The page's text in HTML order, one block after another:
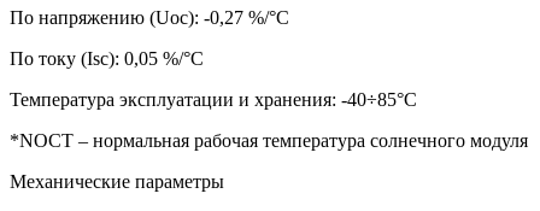
По напряжению (Uoc): -0,27 %/°С
По току (Isc): 0,05 %/°С
Температура эксплуатации и хранения: -40÷85°С
*NOCT – нормальная рабочая температура солнечного модуля
Механические параметры